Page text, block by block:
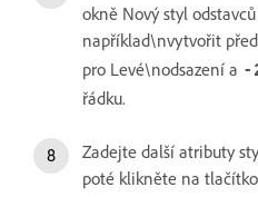
okně Nový styl
například\nvytvořit
pro Levé\nodsazení a
řádku.
Zadejte další atributy
poté klikněte na